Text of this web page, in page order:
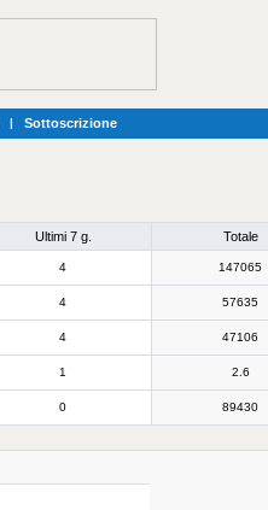
| Sottoscrizione
Ultimi 7 g. Totale
4 147065
4 57635
4 47106
1 2.6
0 89430